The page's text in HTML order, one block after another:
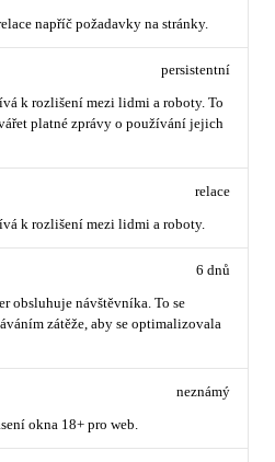
napříč požadavky na stránky.
k rozlišení mezi lidmi a roboty. To
platné zprávy o používání jejich
persistentní
k rozlišení mezi lidmi a roboty.
relace
obsluhuje návštěvníka. To se
zátěže, aby se optimalizovala
6 dnů
okna 18+ pro web.
neznámý